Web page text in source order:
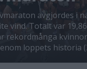
avgjordes i
vind. Totalt var
rekordmånga
loppets historia